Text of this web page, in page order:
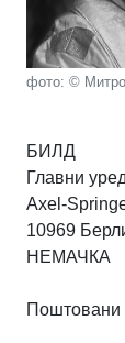
фото: ©
БИЛД
Главни
Axel-
10969
НЕМАЧКА
Поштовани